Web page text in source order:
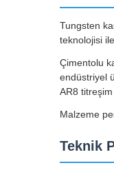
Tungsten
teknolojisi
Çimentolu
endüstriyel
AR8
Malzeme
Teknik